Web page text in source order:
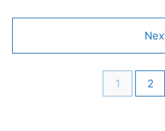
1 2